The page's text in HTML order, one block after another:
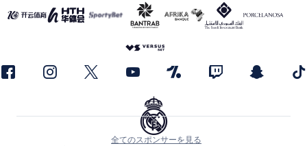
全てのスポンサーを見る